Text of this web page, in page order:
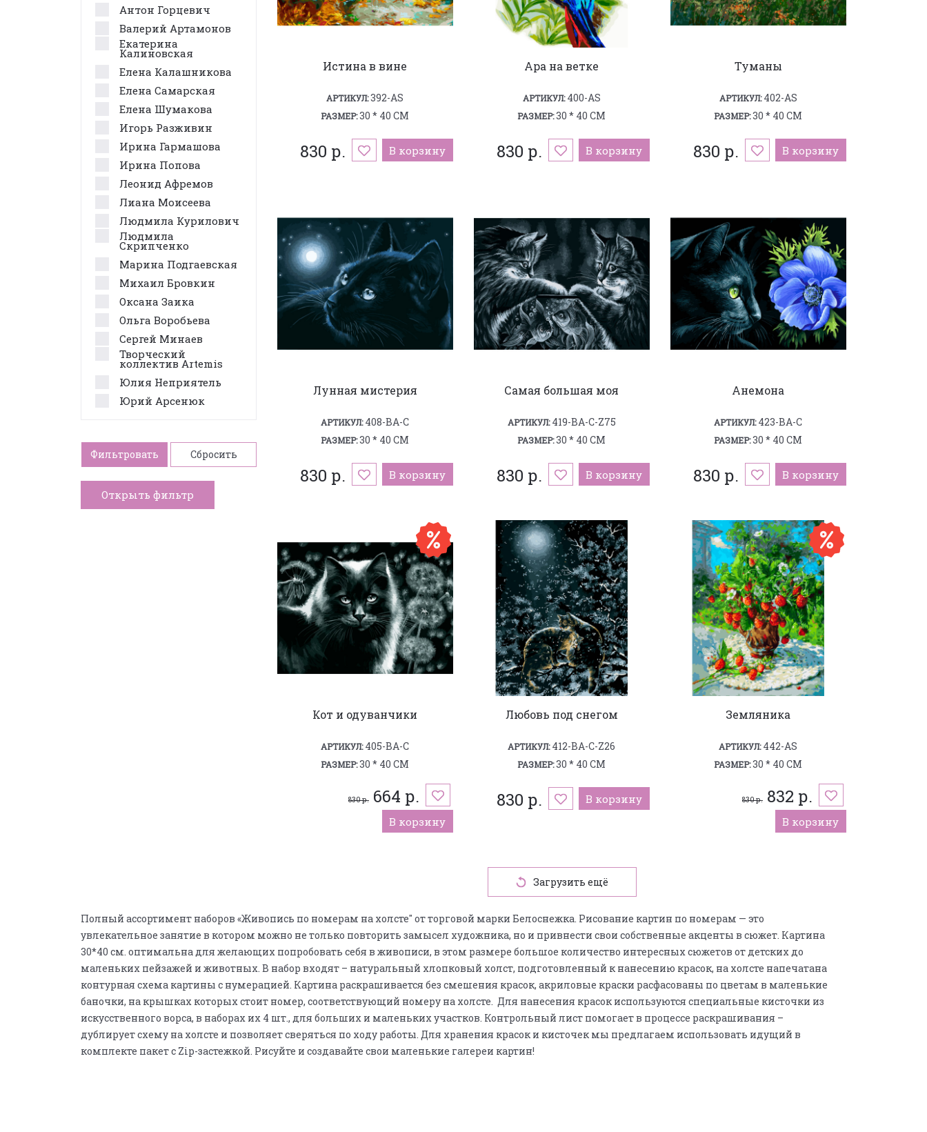
Антон Горцевич
Валерий Артамонов
Екатерина
Калиновская
Елена Калашникова
Елена Самарская
Елена Шумакова
Игорь Разживин
Ирина Гармашова
Ирина Попова
Леонид Афремов
Лиана Моисеева
Людмила Курилович
Людмила
Скрипченко
Марина Подгаевская
Михаил Бровкин
Оксана Заика
Ольга Воробьева
Сергей Минаев
Творческий
коллектив Artemis
Юлия Неприятель
Юрий Арсенюк
Фильтровать Сбросить
Открыть фильтр
Истина в вине
АРТИКУЛ:392-AS
РАЗМЕР:30 * 40 СМ
830 р. В корзину
Ара на ветке
АРТИКУЛ:400-AS
РАЗМЕР:30 * 40 СМ
830 р. В корзину
Туманы
АРТИКУЛ:402-AS
РАЗМЕР:30 * 40 СМ
830 р. В корзину
Лунная мистерия
АРТИКУЛ:408-BA-C
РАЗМЕР:30 * 40 СМ
830 р. В корзину
Самая большая моя
АРТИКУЛ:419-BA-C-Z75
РАЗМЕР:30 * 40 СМ
830 р. В корзину
Анемона
АРТИКУЛ:423-BA-C
РАЗМЕР:30 * 40 СМ
830 р. В корзину
Кот и одуванчики
АРТИКУЛ:405-BA-C
РАЗМЕР:30 * 40 СМ
830 р.664 р.
В корзину
Любовь под снегом
АРТИКУЛ:412-BA-C-Z26
РАЗМЕР:30 * 40 СМ
830 р. В корзину
Земляника
АРТИКУЛ:442-AS
РАЗМЕР:30 * 40 СМ
830 р.832 р.
В корзину
Загрузить ещё
Полный ассортимент наборов «Живопись по номерам на холсте" от торговой марки Белоснежка. Рисование картин по номерам — это
увлекательное занятие в котором можно не только повторить замысел художника, но и привнести свои собственные акценты в сюжет. Картина
30*40 см. оптимальна для желающих попробовать себя в живописи, в этом размере большое количество интересных сюжетов от детских до
маленьких пейзажей и животных. В набор входят – натуральный хлопковый холст, подготовленный к нанесению красок, на холсте напечатана
контурная схема картины с нумерацией. Картина раскрашивается без смешения красок, акриловые краски расфасованы по цветам в маленькие
баночки, на крышках которых стоит номер, соответствующий номеру на холсте. Для нанесения красок используются специальные кисточки из
искусственного ворса, в наборах их 4 шт., для больших и маленьких участков. Контрольный лист помогает в процессе раскрашивания –
дублирует схему на холсте и позволяет сверяться по ходу работы. Для хранения красок и кисточек мы предлагаем использовать идущий в
комплекте пакет с Zip-застежкой. Рисуйте и создавайте свои маленькие галереи картин!